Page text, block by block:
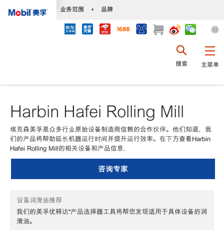
业务范围 • 品牌
主菜单
搜索
Harbin Hafei Rolling Mill
埃克森美孚是众多行业原始设备制造商信赖的合作伙伴。他们知道，我
们的产品将帮助延长机器运行时间并提升运行效率。在下方查看Harbin
Hafei Rolling Mill的相关设备和产品信息.
咨询专家
设备润滑油推荐
我们的美孚优释达℠产品选择器工具将帮您发现适用于具体设备的润
滑油。